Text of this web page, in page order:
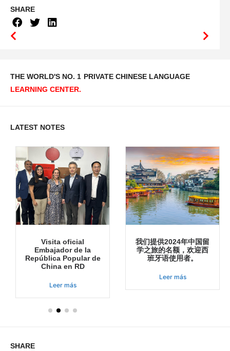
SHARE
THE WORLD'S NO. 1 PRIVATE CHINESE LANGUAGE
LEARNING CENTER.
LATEST NOTES
Visita oficial
Embajador de la
República Popular de
China en RD
Leer más
我们提供2024年中国留
学之旅的名额，欢迎西
班牙语使用者。
Leer más
SHARE